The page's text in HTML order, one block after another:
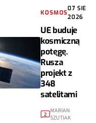
KOSMOS
07 SIE
2026
UE buduje
kosmiczną
potęgę.
Rusza
projekt z
348
satelitami
2
MARIAN
SZUTIAK